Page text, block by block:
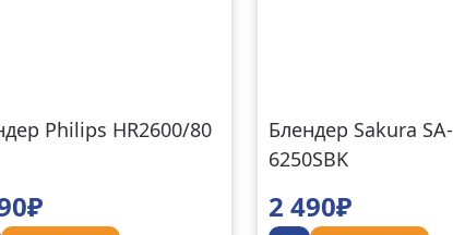
Philips HR2600/80
Блендер Sakura SA-
6250SBK
2 490₽